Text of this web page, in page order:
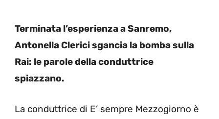
Terminata l’esperienza a Sanremo,
Antonella Clerici sgancia la bomba sulla
Rai: le parole della conduttrice
spiazzano.
La conduttrice di E’ sempre Mezzogiorno è